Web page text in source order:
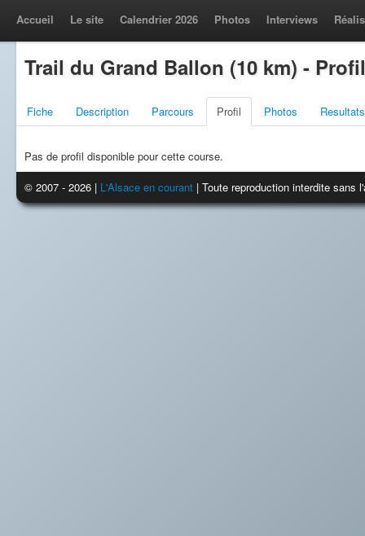
Accueil Le site Calendrier 2026 Photos Interviews
Trail du Grand Ballon (10 km) - Profil
Fiche Description Parcours Profil Photos Resultats
Pas de profil disponible pour cette course.
© 2007 - 2026 | L'Alsace en courant | Toute reproduction interdite sans